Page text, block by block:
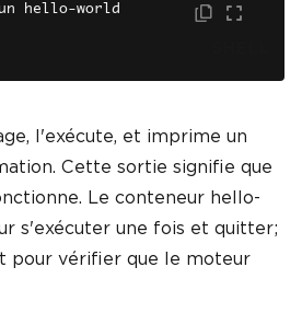
hello-world
l'exécute, et imprime un
Cette sortie signifie que
Le conteneur hello-
s'exécuter une fois et quitter;
pour vérifier que le moteur